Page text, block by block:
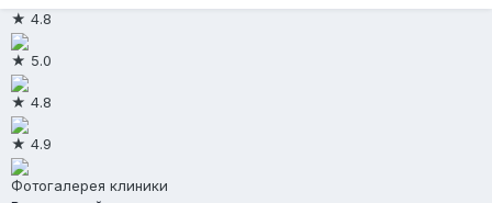
★ 4.8
★ 5.0
★ 4.8
★ 4.9
Фотогалерея клиники